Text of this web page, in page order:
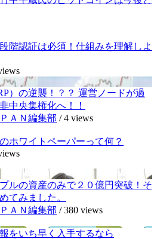
階認証は必須！仕組みを理解しよ
）の逆襲！？？ 運営ノードが過
中央集権化へ！！
ＡＮ編集部 /4 views
ホワイトペーパーって何？
ルの資産のみで２０億円突破！そ
てみました。
ＡＮ編集部 /380 views
をいち早く入手するなら